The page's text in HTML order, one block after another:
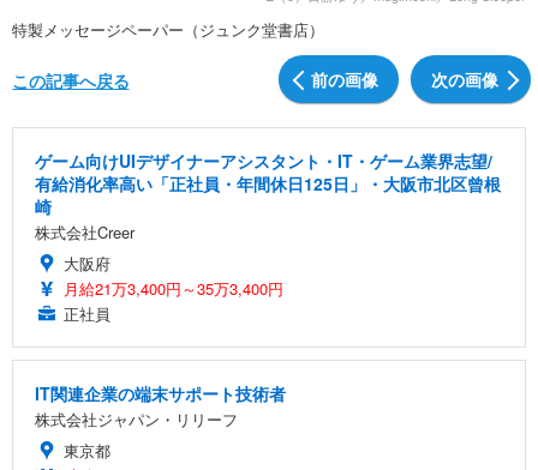
特製メッセージペーパー（ジュンク堂書店）
前の画像 次の画像
この記事へ戻る
ゲーム向けUIデザイナーアシスタント・IT・ゲーム業界志望/
有給消化率高い「正社員・年間休日125日」・大阪市北区曾根
崎
株式会社Creer
大阪府
月給21万3,400円～35万3,400円
正社員
IT関連企業の端末サポート技術者
株式会社ジャパン・リリーフ
東京都